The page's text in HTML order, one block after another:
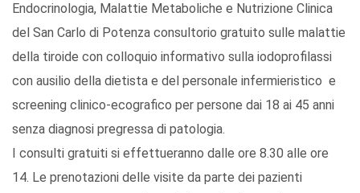
Endocrinologia, Malattie Metaboliche e Nutrizione Clinica
del San Carlo di Potenza consultorio gratuito sulle malattie
della tiroide con colloquio informativo sulla iodoprofilassi
con ausilio della dietista e del personale infermieristico e
screening clinico-ecografico per persone dai 18 ai 45 anni
senza diagnosi pregressa di patologia.
I consulti gratuiti si effettueranno dalle ore 8.30 alle ore
14. Le prenotazioni delle visite da parte dei pazienti